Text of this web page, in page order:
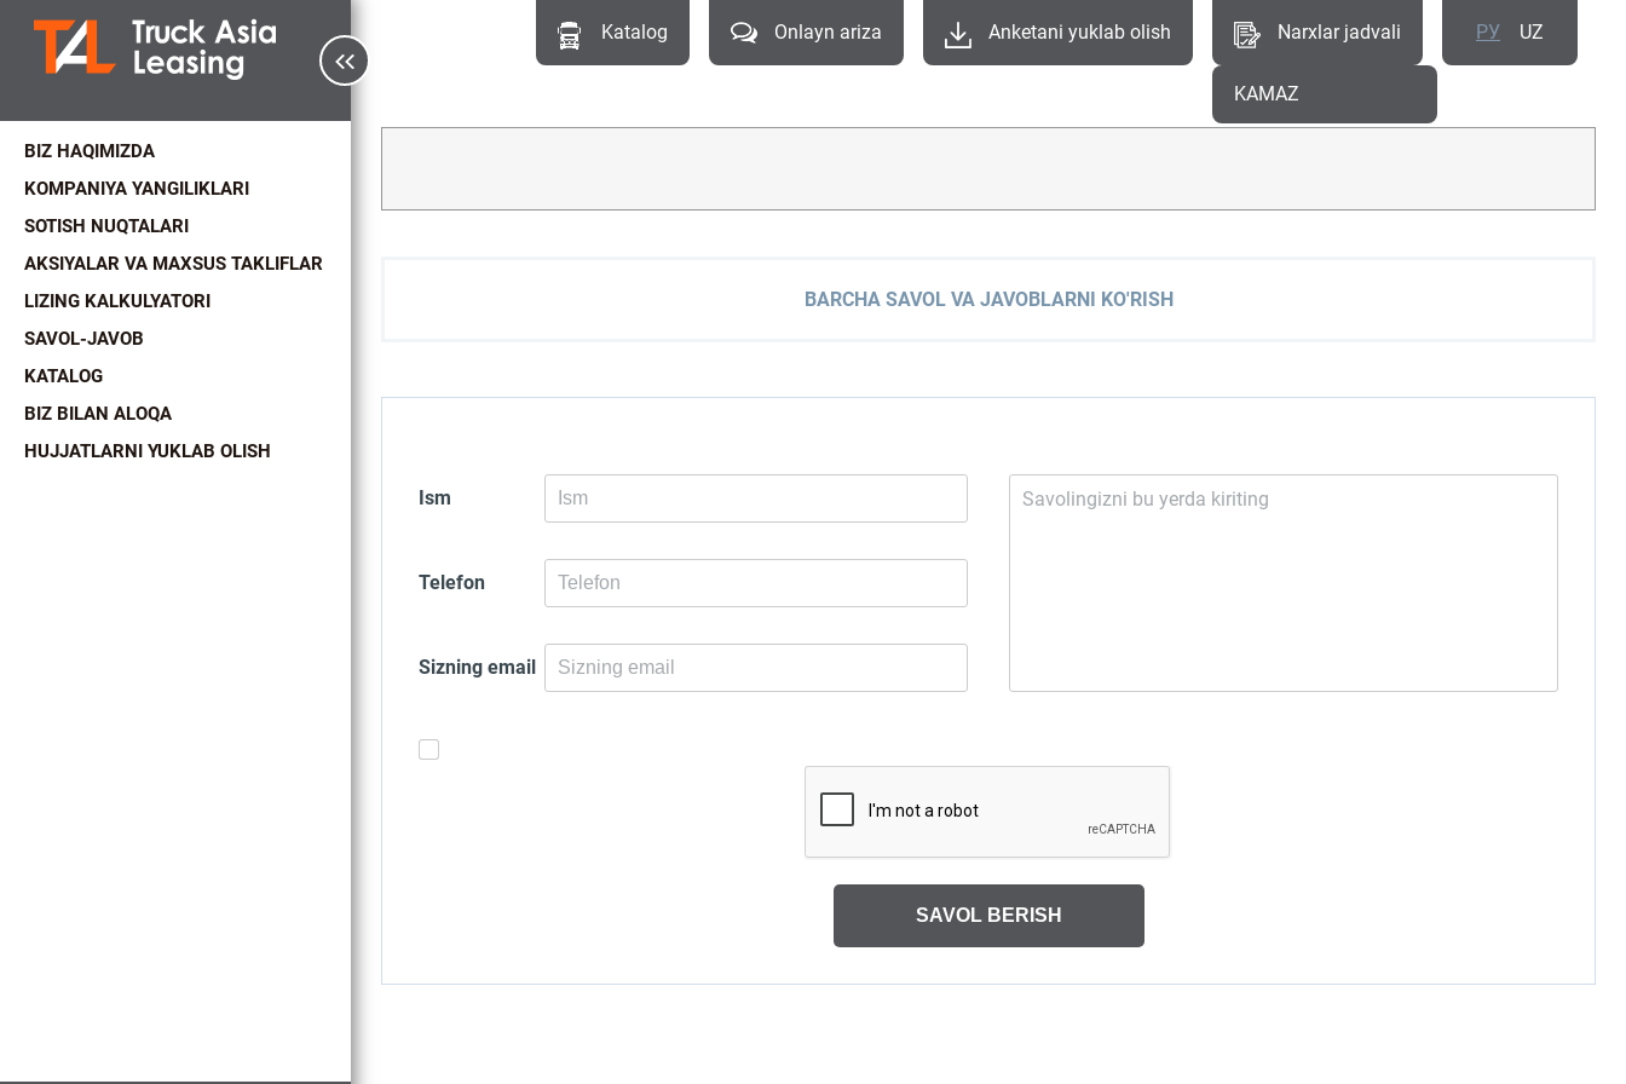
BIZ HAQIMIZDA
KOMPANIYA YANGILIKLARI
SOTISH NUQTALARI
AKSIYALAR VA MAXSUS TAKLIFLAR
LIZING KALKULYATORI
SAVOL-JAVOB
KATALOG
BIZ BILAN ALOQA
HUJJATLARNI YUKLAB OLISH
Katalog Onlayn ariza Anketani yuklab olish Narxlar jadvali
KAMAZ
РУ UZ
BARCHA SAVOL VA JAVOBLARNI KO'RISH
Ism
Telefon
Sizning email
SAVOL BERISH